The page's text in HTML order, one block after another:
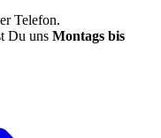
Telefon.
Du uns Montags bis